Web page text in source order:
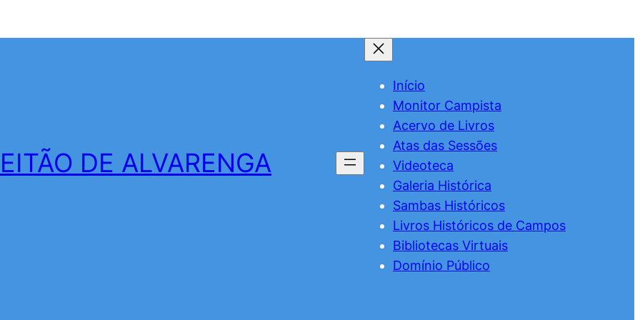
DE ALVARENGA
Início
Monitor Campista
Acervo de Livros
Atas das Sessões
Videoteca
Galeria Histórica
Sambas Históricos
Livros Históricos de Campos
Bibliotecas Virtuais
Domínio Público